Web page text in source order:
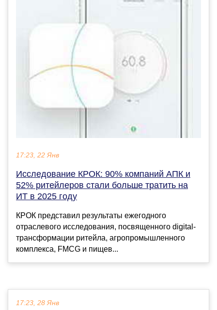
17:23, 22 Янв
Исследование КРОК: 90% компаний АПК и
52% ритейлеров стали больше тратить на
ИТ в 2025 году
КРОК представил результаты ежегодного
отраслевого исследования, посвященного digital-
трансформации ритейла, агропромышленного
комплекса, FMCG и пищев...
17:23, 28 Янв